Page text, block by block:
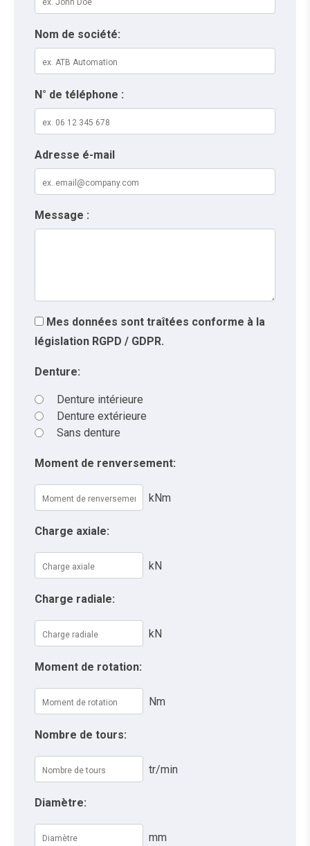
Nom de société:
N° de téléphone :
Adresse é-mail
Message :
Mes données sont traîtées conforme à la
législation RGPD / GDPR.
Denture:
Denture intérieure
Denture extérieure
Sans denture
Moment de renversement:
kNm
Charge axiale:
kN
Charge radiale:
kN
Moment de rotation:
Nm
Nombre de tours:
tr/min
Diamètre:
mm